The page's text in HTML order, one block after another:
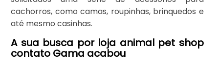
cachorros, como camas, roupinhas, brinquedos e
até mesmo casinhas.
A sua busca por loja animal pet shop
contato Gama acabou